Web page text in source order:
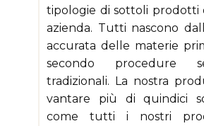
tipologie di sottoli prodotti
azienda. Tutti nascono
accurata delle materie
secondo procedure
tradizionali. La nostra
vantare più di quindici
come tutti i nostri